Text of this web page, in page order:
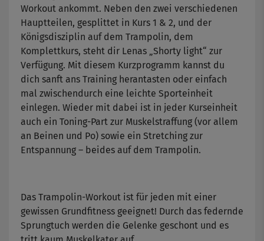
Workout ankommt. Neben den zwei verschiedenen
Hauptteilen, gesplittet in Kurs 1 & 2, und der
Königsdisziplin auf dem Trampolin, dem
Komplettkurs, steht dir Lenas „Shorty light“ zur
Verfügung. Mit diesem Kurzprogramm kannst du
dich sanft ans Training herantasten oder einfach
mal zwischendurch eine leichte Sporteinheit
einlegen. Wieder mit dabei ist in jeder Kurseinheit
auch ein Toning-Part zur Muskelstraffung (vor allem
an Beinen und Po) sowie ein Stretching zur
Entspannung – beides auf dem Trampolin.
Das Trampolin-Workout ist für jeden mit einer
gewissen Grundfitness geeignet! Durch das federnde
Sprungtuch werden die Gelenke geschont und es